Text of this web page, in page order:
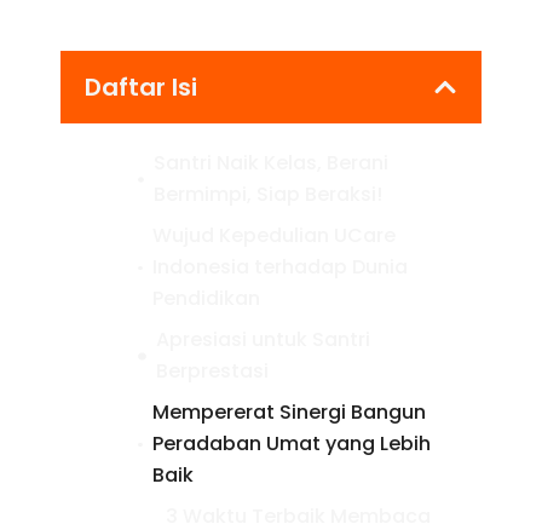
Daftar Isi
Mempererat Sinergi Bangun
Peradaban Umat yang Lebih
Baik